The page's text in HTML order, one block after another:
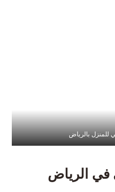
للمنزل بالرياض
في الرياض